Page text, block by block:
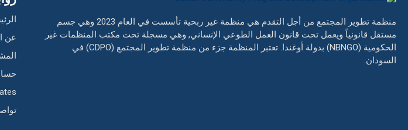
منظمة تطوير المجتمع من أجل التقدم هي منظمة غير ربحية تأسست في العام 2023 وهي جسم
مستقل قانونياً ويعمل تحت قانون العمل الطوعي الإنساني, وهي مسجلة تحت مكتب المنظمات غير
الحكومية (NBNGO) بدولة أوغندا. تعتبر المنظمة جزء من منظمة تطوير المجتمع (CDPO) في
السودان.
عن